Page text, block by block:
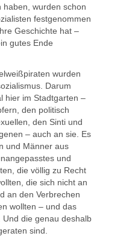
haben, wurden schon
festgenommen
Geschichte hat –
gutes Ende
wurden
Darum
hier im Stadtgarten –
den politisch
den Sinti und
– auch an sie. Es
und Männer aus
und
die völlig zu Recht
die sich nicht an
an den Verbrechen
wollten – und das
die genau deshalb
sind.